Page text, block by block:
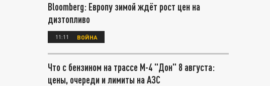
Bloomberg: Европу зимой ждёт рост цен на
дизтопливо
11:11 ВОЙНА
Что с бензином на трассе М-4 "Дон" 8 августа:
цены, очереди и лимиты на АЗС